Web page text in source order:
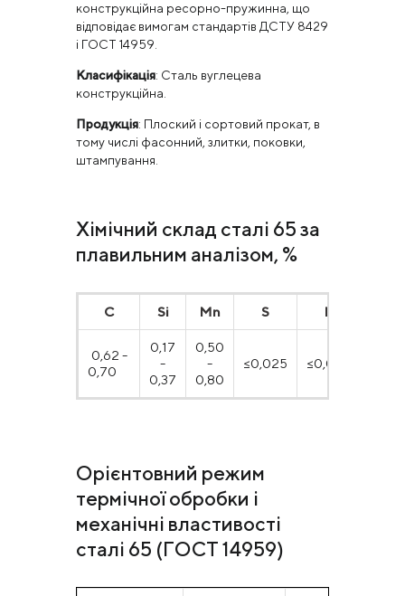
конструкційна ресорно-пружинна, що
відповідає вимогам стандартів ДСТУ 8429
і ГОСТ 14959.
Класифікація: Сталь вуглецева
конструкційна.
Продукція: Плоский і сортовий прокат, в
тому числі фасонний, злитки, поковки,
штампування.
Хімічний склад сталі 65 за
плавильним аналізом, %
С Si Mn S P
0,62 -
0,70
0,17
-
0,37
0,50
-
0,80
≤0,025 ≤0,025
Орієнтовний режим
термічної обробки і
механічні властивості
сталі 65 (ГОСТ 14959)